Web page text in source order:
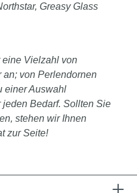
Greasy Glass
Vielzahl von
an; von Perlendornen
einer Auswahl
Bedarf. Sollten Sie
stehen wir Ihnen
zur Seite!